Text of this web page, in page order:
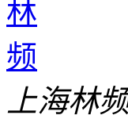
上海林